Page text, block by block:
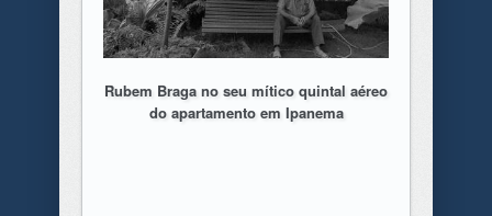
Rubem Braga no seu mítico quintal aéreo
do apartamento em Ipanema